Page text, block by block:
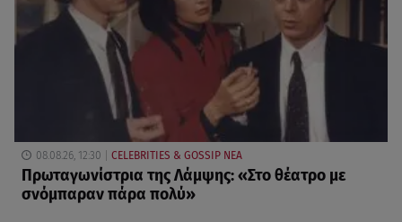
08.08.26, 12:30 CELEBRITIES & GOSSIP ΝΕΑ
Πρωταγωνίστρια της Λάμψης: «Στο θέατρο με
σνόμπαραν πάρα πολύ»